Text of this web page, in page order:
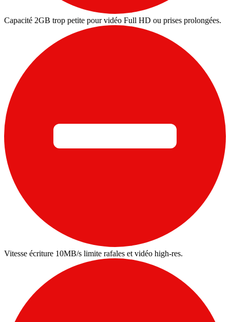
Capacité 2GB trop petite pour vidéo Full HD ou prises prolongées.
Vitesse écriture 10MB/s limite rafales et vidéo high-res.